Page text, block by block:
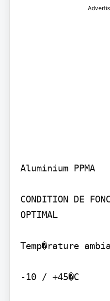
Aluminium PPMA
CONDITION DE
OPTIMAL
Temp�rature
-10 / +45�C